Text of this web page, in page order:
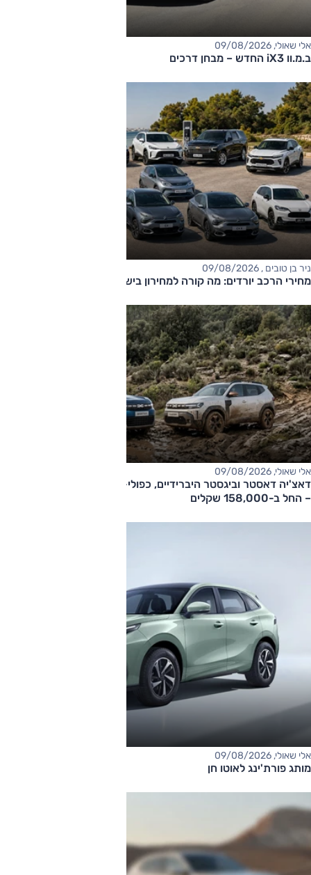
אלי שאולי, 09/08/2026
ב.מ.וו iX3 החדש – מבחן דרכים
ניר בן טובים , 09/08/2026
מחירי הרכב יורדים: מה קורה למחירון בישראל?
אלי שאולי, 09/08/2026
דאצ'יה דאסטר וביגסטר היברידיים, כפולי-הנעה עם תיבה אוטומטית
– החל ב-158,000 שקלים
אלי שאולי, 09/08/2026
מותג פורת'ינג לאוטו חן